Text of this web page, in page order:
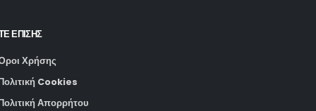
ΕΠΙΣΗΣ
Χρήσης
Cookies
Απορρήτου